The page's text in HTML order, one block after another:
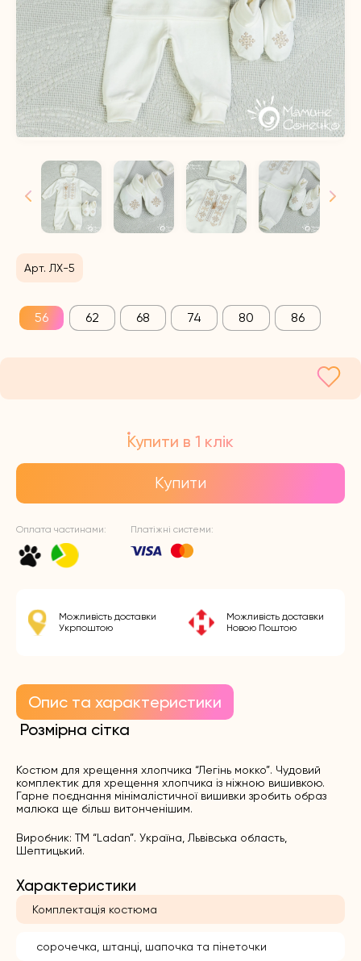
Арт. ЛХ-5
56 62 68 74 80 86
Купити в 1 клік
Купити
Оплата частинами: Платіжні системи:
Можливість доставки
Укрпоштою
Можливість доставки
Новою Поштою
Опис та характеристики
Розмірна сітка
Костюм для хрещення хлопчика “Легінь мокко”. Чудовий
комплектик для хрещення хлопчика із ніжною вишивкою.
Гарне поєднання мінімалістичної вишивки зробить образ
малюка ще більш витонченішим.
Виробник: ТМ “Ladan”. Україна, Львівська область,
Шептицький.
Характеристики
Комплектація костюма
сорочечка, штанці, шапочка та пінеточки